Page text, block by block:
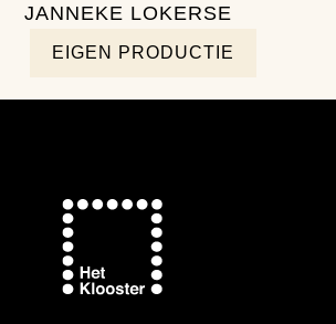
JANNEKE LOKERSE
EIGEN PRODUCTIE